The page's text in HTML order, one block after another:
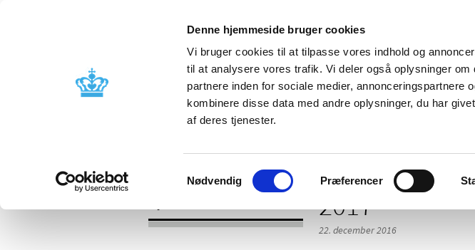
Denne hjemmeside bruger cookies
Vi bruger cookies til at tilpasse vores indhold og
til at analysere vores trafik. Vi deler også oplysninger
partnere inden for sociale medier, annonceringspartnere
kombinere disse data med andre oplysninger, du har
af deres tjenester.
Samtykkevalg
Nødvendig Præferencer
Godkendelse og
Bivirkninger og
produktinformation
Tilskud og
2017
22. december 2016